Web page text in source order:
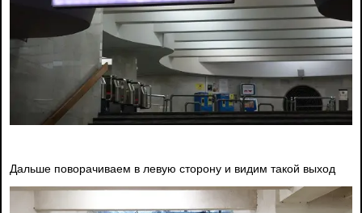
Дальше поворачиваем в левую сторону и видим такой выход